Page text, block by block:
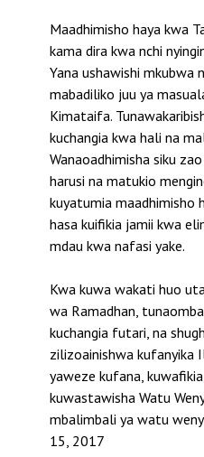
Maadhimisho haya kwa
kama dira kwa nchi
Yana ushawishi mkubwa
mabadiliko juu ya
Kimataifa.
kuchangia kwa hali na
Wanaoadhimisha siku
harusi na matukio
kuyatumia maadhimisho
hasa kuifikia jamii kwa
mdau kwa nafasi yake.
Kwa kuwa wakati huo
wa Ramadhan,
kuchangia futari, na
zilizoainishwa kufanyika
yaweze kufana,
kuwastawisha Watu
mbalimbali ya watu
15, 2017